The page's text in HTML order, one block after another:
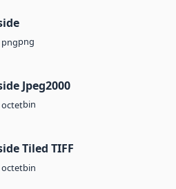
pngpng
Jpeg2000
octetbin
Tiled TIFF
octetbin